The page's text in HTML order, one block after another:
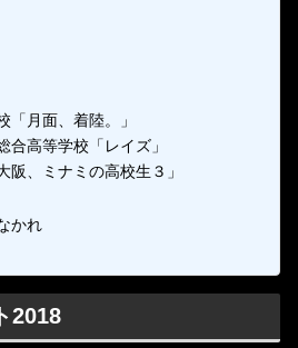
「月面、着陸。」
合高等学校「レイズ」
阪、ミナミの高校生３」
かれ
2018